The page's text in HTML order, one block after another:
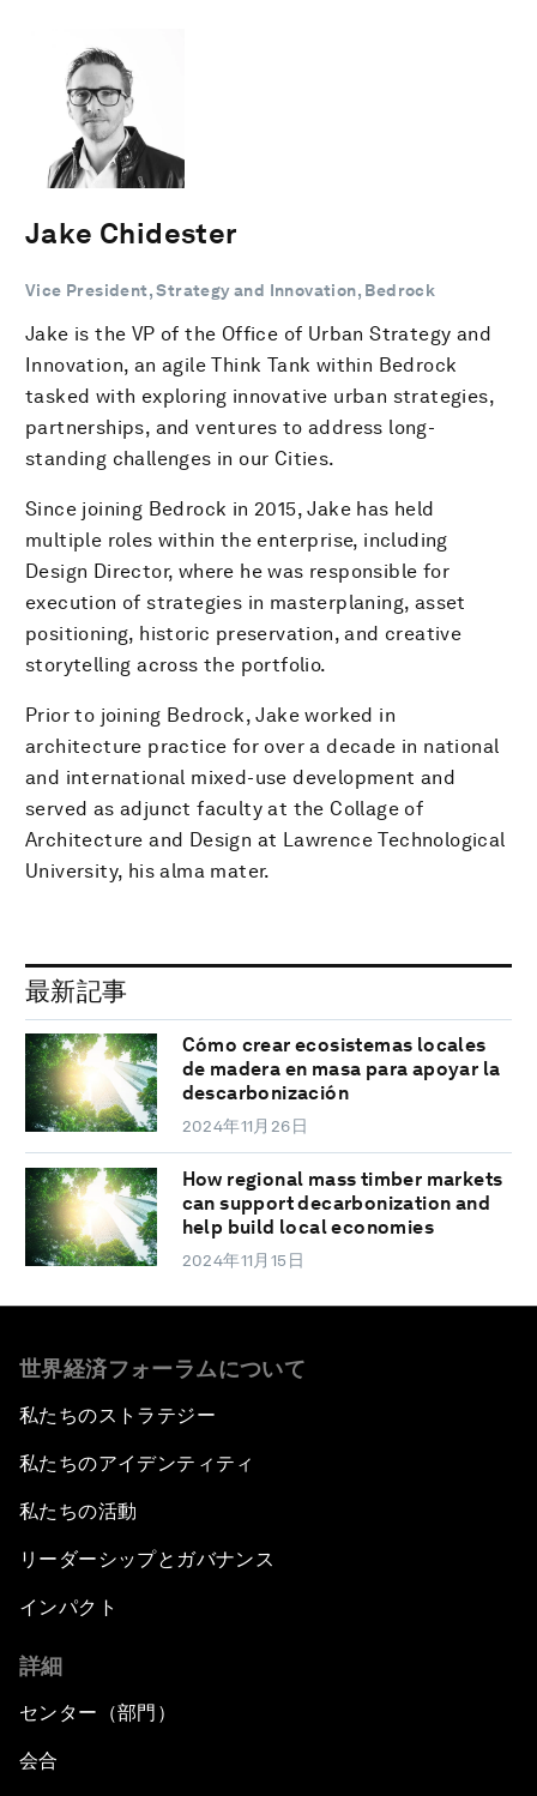
Jake Chidester
Vice President, Strategy and Innovation, Bedrock
Jake is the VP of the Office of Urban Strategy and
Innovation, an agile Think Tank within Bedrock
tasked with exploring innovative urban strategies,
partnerships, and ventures to address long-
standing challenges in our Cities.
Since joining Bedrock in 2015, Jake has held
multiple roles within the enterprise, including
Design Director, where he was responsible for
execution of strategies in masterplaning, asset
positioning, historic preservation, and creative
storytelling across the portfolio.
Prior to joining Bedrock, Jake worked in
architecture practice for over a decade in national
and international mixed-use development and
served as adjunct faculty at the Collage of
Architecture and Design at Lawrence Technological
University, his alma mater.
最新記事
Cómo crear ecosistemas locales
de madera en masa para apoyar la
descarbonización
2024年11月26日
How regional mass timber markets
can support decarbonization and
help build local economies
2024年11月15日
世界経済フォーラムについて
私たちのストラテジー
私たちのアイデンティティ
私たちの活動
リーダーシップとガバナンス
インパクト
詳細
センター（部門）
会合